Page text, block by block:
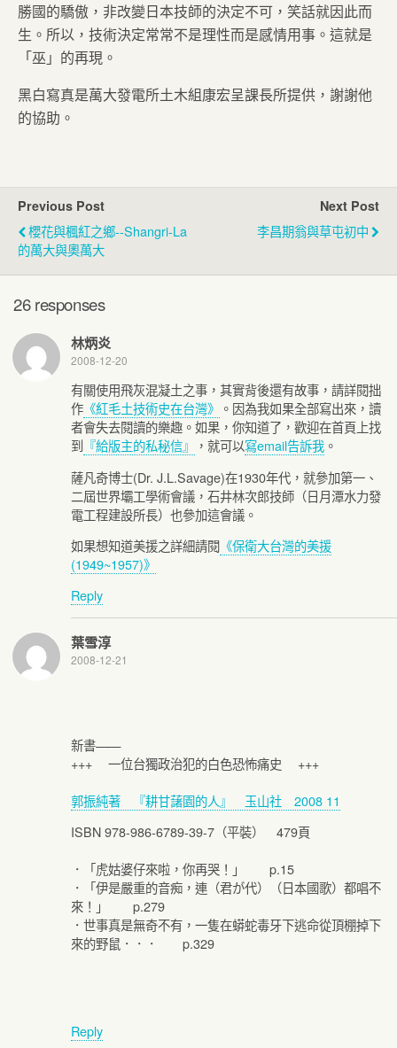
勝國的驕傲，非改變日本技師的決定不可，笑話就因此而
生。所以，技術決定常常不是理性而是感情用事。這就是
「巫」的再現。
黑白寫真是萬大發電所土木組康宏呈課長所提供，謝謝他
的協助。
Previous Post
櫻花與楓紅之鄉--Shangri-La
的萬大與奧萬大
Next Post
李昌期翁與草屯初中
26 responses
林炳炎
2008-12-20
有關使用飛灰混凝土之事，其實背後還有故事，請詳閱拙
作 《紅毛土技術史在台灣》 。因為我如果全部寫出來，讀
者會失去閱讀的樂趣。如果，你知道了，歡迎在首頁上找
到 『給版主的私秘信』 ，就可以寫email告訴我 。
薩凡奇博士(Dr. J.L.Savage)在1930年代，就參加第一、
二屆世界壩工學術會議，石井林次郎技師（日月潭水力發
電工程建設所長）也參加這會議。
如果想知道美援之詳細請閱 《保衛大台灣的美援
(1949~1957)》
Reply
葉雪淳
2008-12-21
新書——
+++ 一位台獨政治犯的白色恐怖痛史 +++
郭振純著 『耕甘藷園的人』 玉山社 2008 11
ISBN 978-986-6789-39-7（平裝） 479頁
．「虎姑婆仔來啦，你再哭！」 p.15
．「伊是嚴重的音痴，連（君が代）（日本國歌）都唱不
來！」 p.279
．世事真是無奇不有，一隻在蟒蛇毒牙下逃命從頂棚掉下
來的野鼠．．． p.329
Reply